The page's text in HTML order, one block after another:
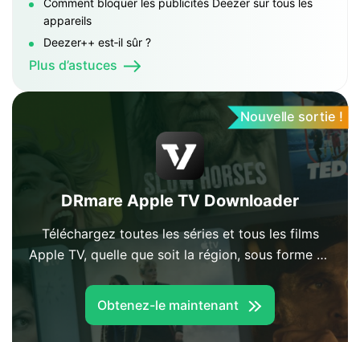
Comment bloquer les publicités Deezer sur tous les
appareils
Deezer++ est‑il sûr ?
Plus d’astuces
Nouvelle sortie !
DRmare Apple TV Downloader
Téléchargez toutes les séries et tous les films
Apple TV, quelle que soit la région, sous forme de
fichiers MP4 ou MKV permanents et de haute
qualité.
Obtenez-le maintenant